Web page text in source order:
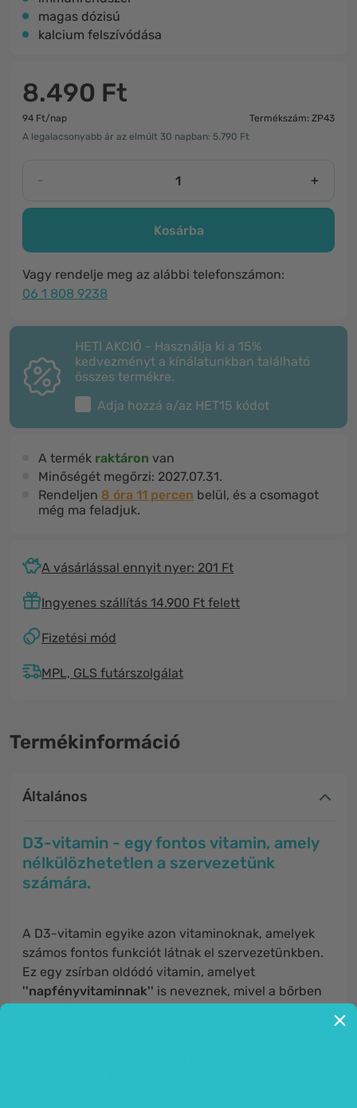
magas dózisú
kalcium felszívódása
8.490 Ft
94 Ft/nap
Termékszám: ZP43
A legalacsonyabb ár az elmúlt 30 napban: 5.790 Ft
- +
Kosárba
Vagy rendelje meg az alábbi telefonszámon:
06 1 808 9238
HETI AKCIÓ - Használja ki a 15%
kedvezményt a kínálatunkban található
összes termékre.
Adja hozzá a/az HET15 kódot
A termék raktáron van
Minőségét megőrzi: 2027.07.31.
Rendeljen 8 óra 11 percen belül, és a csomagot
még ma feladjuk.
A vásárlással ennyit nyer: 201 Ft
Ingyenes szállítás 14.900 Ft felett
Fizetési mód
MPL, GLS futárszolgálat
Termékinformáció
Általános
D3-vitamin - egy fontos vitamin, amely
nélkülözhetetlen a szervezetünk
számára.
A D3-vitamin egyike azon vitaminoknak, amelyek
számos fontos funkciót látnak el szervezetünkben.
Ez egy zsírban oldódó vitamin, amelyet
''napfényvitaminnak'' is neveznek, mivel a bőrben